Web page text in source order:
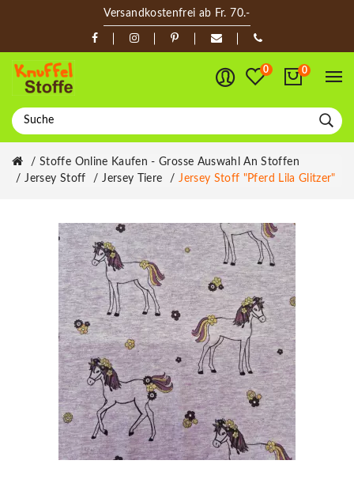
Versandkostenfrei ab Fr. 70.-
0 0
Stoffe Online Kaufen - Grosse Auswahl An Stoffen
Jersey Stoff
Jersey Tiere Jersey Stoff "Pferd Lila Glitzer"